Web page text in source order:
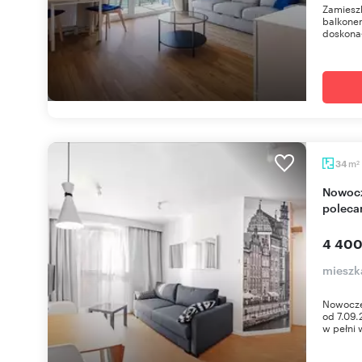
34 m2
Nowoczesny 2-pokojowy apartament w Gdańsku
4
od
w pełni